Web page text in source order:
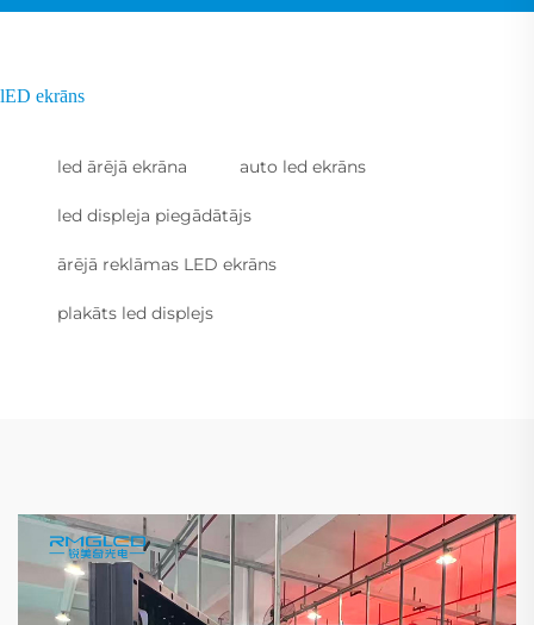
lED ekrāns
led ārējā ekrāna auto led ekrāns
led displeja piegādātājs
ārējā reklāmas LED ekrāns
plakāts led displejs